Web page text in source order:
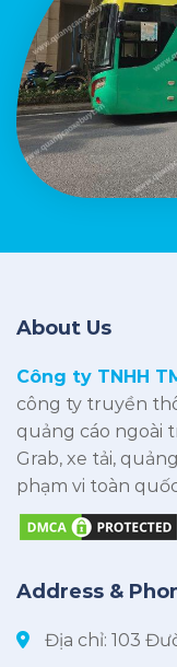
About Us
Công ty TNHH
công ty truyền
quảng cáo ngoài
Grab, xe tải,
phạm vi toàn
Address &
Địa chỉ: 103